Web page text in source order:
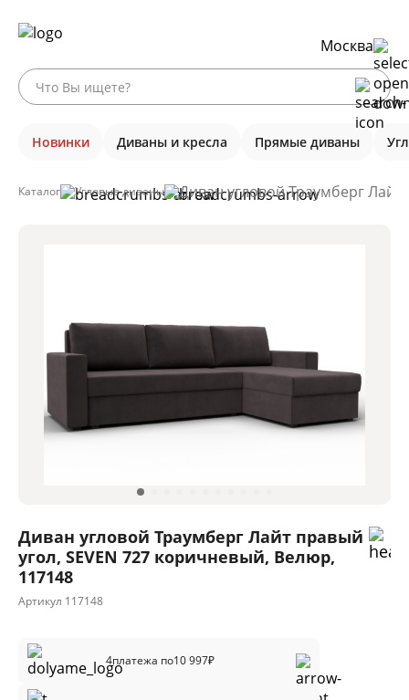
Москва
Новинки Диваны и кресла Прямые диваны
Каталог Угловые диваны Диван угловой Траумберг
Диван угловой Траумберг Лайт правый
угол, SEVEN 727 коричневый, Велюр,
117148
Артикул 117148
4платежа по10 997₽